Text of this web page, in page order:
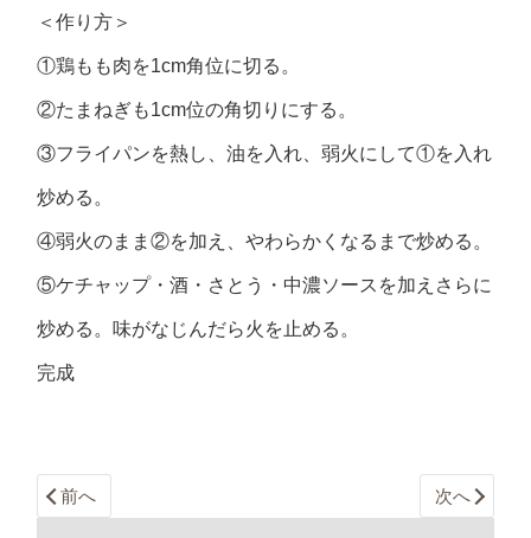
＜作り方＞
①鶏もも肉を1cm角位に切る。
②たまねぎも1cm位の角切りにする。
③フライパンを熱し、油を入れ、弱火にして①を入れ
炒める。
④弱火のまま②を加え、やわらかくなるまで炒める。
⑤ケチャップ・酒・さとう・中濃ソースを加えさらに
炒める。味がなじんだら火を止める。
完成
前へ 次へ